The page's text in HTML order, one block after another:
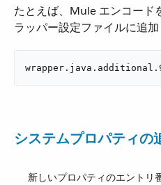
たとえば、Mule エンコード
ラッパー設定ファイルに追加
システムプロパティの
新しいプロパティのエントリ